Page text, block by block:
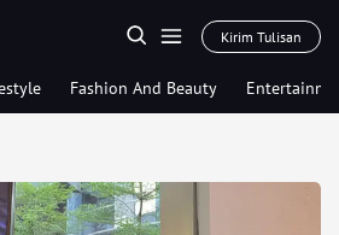
Kirim Tulisan
Fashion And Beauty